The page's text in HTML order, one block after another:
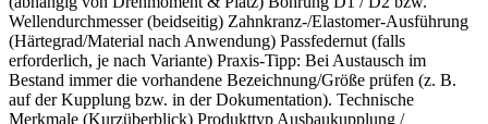
Wellendurchmesser (beidseitig) Zahnkranz-/Elastomer-Ausführung
(Härtegrad/Material nach Anwendung) Passfedernut (falls
erforderlich, je nach Variante) Praxis-Tipp: Bei Austausch im
Bestand immer die vorhandene Bezeichnung/Größe prüfen (z. B.
auf der Kupplung bzw. in der Dokumentation). Technische
Merkmale (Kurzüberblick) Produkttyp Ausbaukupplung /